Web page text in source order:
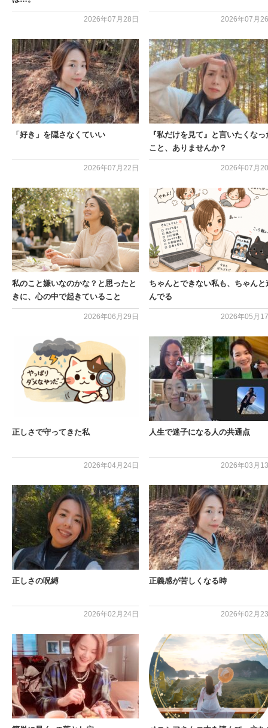
2026年07月28日 2026年07月
「好き」を隠さなくていい
2026年07月22日
『私だけを見て』と言いたくなっ
こと、ありませんか？
2026年07月
私のこと嫌いなのかな？と思ったと
きに、心の中で起きていること
2026年06月29日
ちゃんとできない私も、ちゃんと
んでる
2026年05月
正しさで守ってきた私
2026年04月24日
人生で迷子になる人の共通点
2026年03月
正しさの呪縛
2026年02月24日
正義感が苦しくなる時
2026年02月